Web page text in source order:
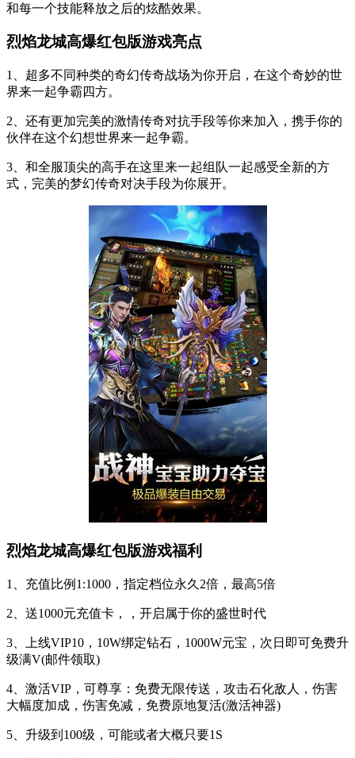
和每一个技能释放之后的炫酷效果。
烈焰龙城高爆红包版游戏亮点
1、超多不同种类的奇幻传奇战场为你开启，在这个奇妙的世
界来一起争霸四方。
2、还有更加完美的激情传奇对抗手段等你来加入，携手你的
伙伴在这个幻想世界来一起争霸。
3、和全服顶尖的高手在这里来一起组队一起感受全新的方
式，完美的梦幻传奇对决手段为你展开。
烈焰龙城高爆红包版游戏福利
1、充值比例1:1000，指定档位永久2倍，最高5倍
2、送1000元充值卡，，开启属于你的盛世时代
3、上线VIP10，10W绑定钻石，1000W元宝，次日即可免费升
级满V(邮件领取)
4、激活VIP，可尊享：免费无限传送，攻击石化敌人，伤害
大幅度加成，伤害免减，免费原地复活(激活神器)
5、升级到100级，可能或者大概只要1S